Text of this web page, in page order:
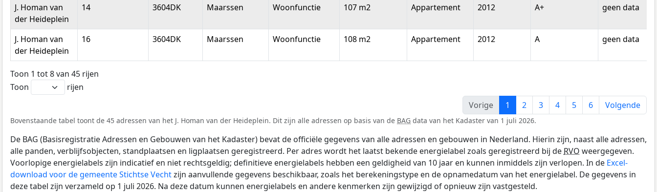
J. Homan van
der Heideplein
14 3604DK Maarssen Woonfunctie 107 m2 Appartement 2012 A+ geen data
J. Homan van
der Heideplein
16 3604DK Maarssen Woonfunctie 108 m2 Appartement 2012 A geen data
Toon 1 tot 8 van 45 rijen
Toon
rijen
Vorige
1 2 3 4 5 6 Volgende
Bovenstaande tabel toont de 45 adressen van het J. Homan van der Heideplein. Dit zijn alle adressen op basis van de BAG data van het Kadaster van 1 juli 2026.
De BAG (Basisregistratie Adressen en Gebouwen van het Kadaster) bevat de officiële gegevens van alle adressen en gebouwen in Nederland. Hierin zijn, naast alle adressen,
alle panden, verblijfsobjecten, standplaatsen en ligplaatsen geregistreerd. Per adres wordt het laatst bekende energielabel zoals geregistreerd bij de RVO weergegeven.
Voorlopige energielabels zijn indicatief en niet rechtsgeldig; definitieve energielabels hebben een geldigheid van 10 jaar en kunnen inmiddels zijn verlopen. In de Excel-
download voor de gemeente Stichtse Vechtzijn aanvullende gegevens beschikbaar, zoals het berekeningstype en de opnamedatum van het energielabel. De gegevens in
deze tabel zijn verzameld op 1 juli 2026. Na deze datum kunnen energielabels en andere kenmerken zijn gewijzigd of opnieuw zijn vastgesteld.